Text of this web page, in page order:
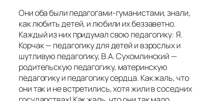
Они оба были педагогами-гуманистами, знали,
как любить детей, и любили их беззаветно.
Каждый из них придумал свою педагогику: Я.
Корчак — педагогику для детей и взрослых и
шутливую педагогику, В.А. Сухомлинский —
родительскую педагогику, материнскую
педагогику и педагогику сердца. Как жаль, что
они так и не встретились,хотя жили в соседних